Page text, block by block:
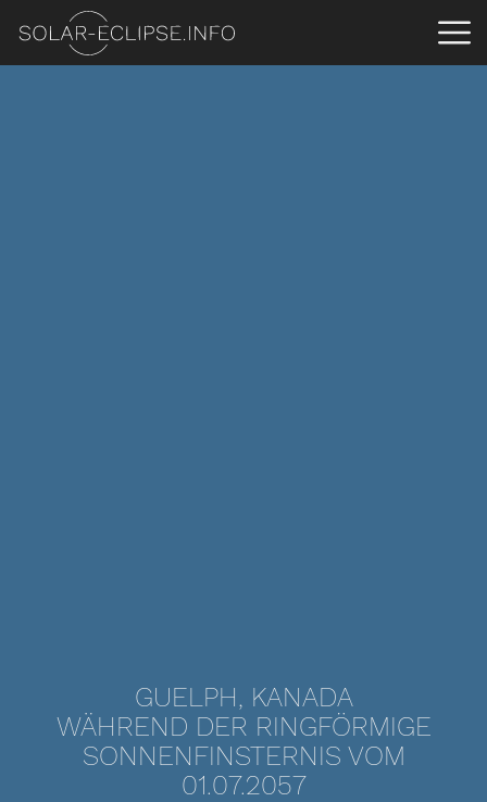
GUELPH, KANADA
WÄHREND DER RINGFÖRMIGE
SONNENFINSTERNIS VOM
01.07.2057